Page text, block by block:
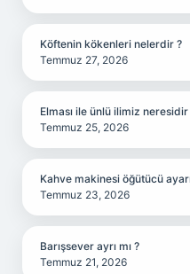
Köftenin kökenleri nelerdir ?
Temmuz 27, 2026
Elması ile ünlü ilimiz neresidir
Temmuz 25, 2026
Kahve makinesi öğütücü
Temmuz 23, 2026
Barışsever ayrı mı ?
Temmuz 21, 2026